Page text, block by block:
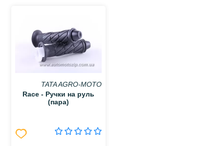
TATA AGRO-MOTO
Race - Ручки на руль
(пара)